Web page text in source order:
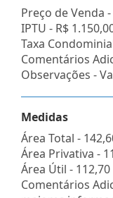
Preço de Venda -
IPTU - R$
Taxa
Comentários
Observações -
Medidas
Área Total -
Área Privativa -
Área Útil - 112,70
Comentários